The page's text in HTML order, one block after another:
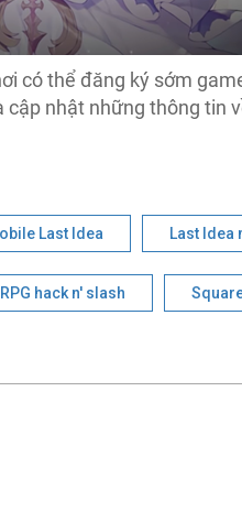
có thể đăng ký sớm
nhật những thông tin
Last Idea Last Idea
RPG hack n' slash